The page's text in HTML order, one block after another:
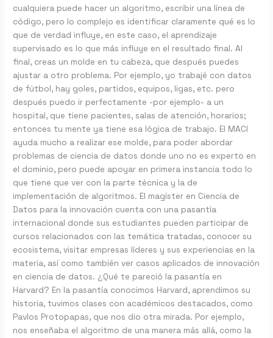
cualquiera puede hacer un algoritmo, escribir una línea de
código, pero lo complejo es identificar claramente qué es lo
que de verdad influye, en este caso, el aprendizaje
supervisado es lo que más influye en el resultado final. Al
final, creas un molde en tu cabeza, que después puedes
ajustar a otro problema. Por ejemplo, yo trabajé con datos
de fútbol, hay goles, partidos, equipos, ligas, etc. pero
después puedo ir perfectamente -por ejemplo- a un
hospital, que tiene pacientes, salas de atención, horarios;
entonces tu mente ya tiene esa lógica de trabajo. El MACI
ayuda mucho a realizar ese molde, para poder abordar
problemas de ciencia de datos donde uno no es experto en
el dominio, pero puede apoyar en primera instancia todo lo
que tiene que ver con la parte técnica y la de
implementación de algoritmos. El magíster en Ciencia de
Datos para la innovación cuenta con una pasantía
internacional donde sus estudiantes pueden participar de
cursos relacionados con las temática tratadas, conocer su
ecosistema, visitar empresas líderes y sus experiencias en la
materia, así como también ver casos aplicados de innovación
en ciencia de datos. ¿Qué te pareció la pasantía en
Harvard? En la pasantía conocimos Harvard, aprendimos su
historia, tuvimos clases con académicos destacados, como
Pavlos Protopapas, que nos dio otra mirada. Por ejemplo,
nos enseñaba el algoritmo de una manera más allá, como la